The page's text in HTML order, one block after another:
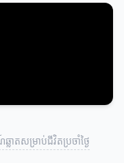
តសម្រាប់ជីវិតប្រចាំថ្ងៃ